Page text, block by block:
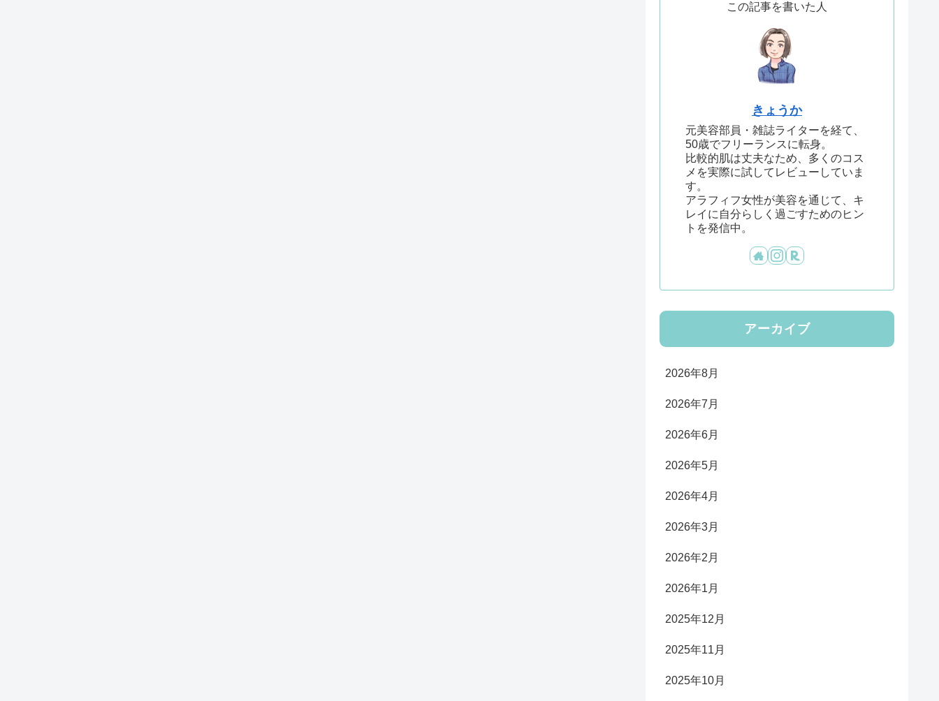
この記事を書いた人
きょうか
元美容部員・雑誌ライターを経て、
50歳でフリーランスに転身。
比較的肌は丈夫なため、多くのコス
メを実際に試してレビューしていま
す。
アラフィフ女性が美容を通じて、キ
レイに自分らしく過ごすためのヒン
トを発信中。
アーカイブ
2026年8月
2026年7月
2026年6月
2026年5月
2026年4月
2026年3月
2026年2月
2026年1月
2025年12月
2025年11月
2025年10月